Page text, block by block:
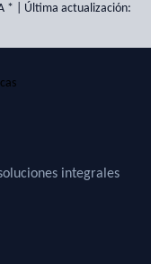
* | Última actualización:
integrales